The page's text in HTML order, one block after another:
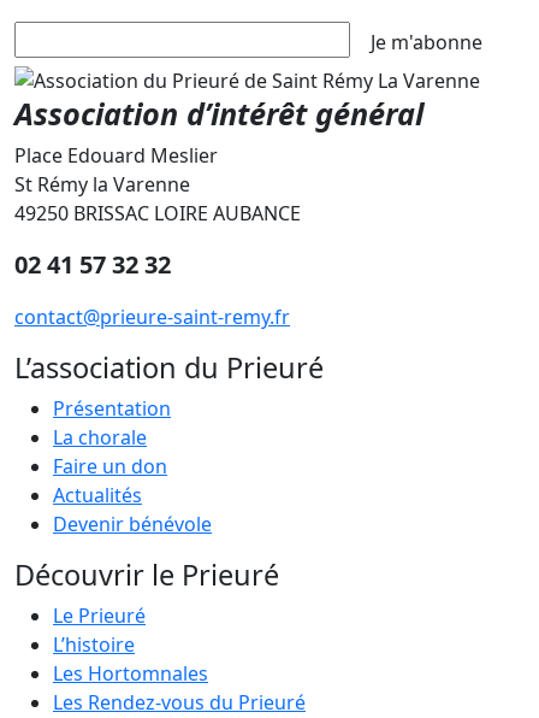
Je m'abonne
Association d’intérêt général
Place Edouard Meslier
St Rémy la Varenne
49250 BRISSAC LOIRE AUBANCE
02 41 57 32 32
contact@prieure-saint-remy.fr
L’association du Prieuré
Présentation
La chorale
Faire un don
Actualités
Devenir bénévole
Découvrir le Prieuré
Le Prieuré
L’histoire
Les Hortomnales
Les Rendez-vous du Prieuré